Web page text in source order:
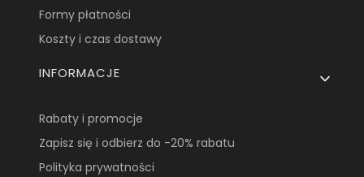
Formy płatności
Koszty i czas dostawy
INFORMACJE
Rabaty i promocje
Zapisz się i odbierz do -20% rabatu
Polityka prywatności